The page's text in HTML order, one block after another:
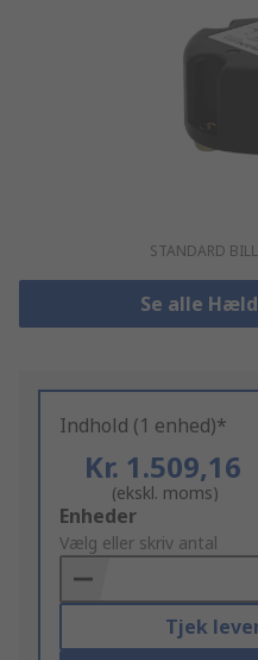
STANDARD
Se alle
Indhold (1 enhed)*
Kr. 1.509,16
(ekskl. moms)
Add
to
Basket
Enheder
Vælg eller skriv antal
Tjek